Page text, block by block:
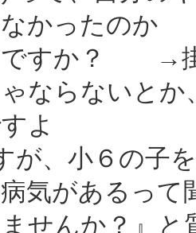
なかったのか
ですか？ →掛
ならないと
よ
が、小６の子
気があるっ
せんか？』と